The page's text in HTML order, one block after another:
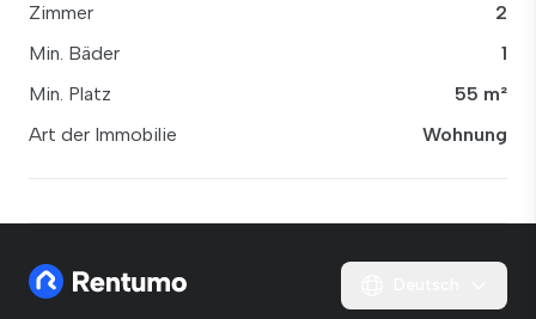
Zimmer
2
Min. Bäder
1
Min. Platz
55 m²
Art der Immobilie
Wohnung